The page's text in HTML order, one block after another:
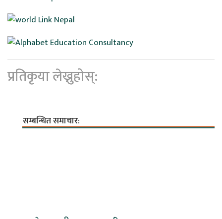
प्रतिकृया लेख्नुहोस्:
सम्बन्धित समाचार: